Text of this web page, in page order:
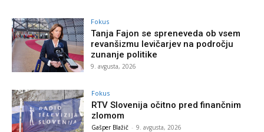
Fokus
Tanja Fajon se spreneveda ob vsem
revanšizmu levičarjev na področju
zunanje politike
9. avgusta, 2026
Fokus
RTV Slovenija očitno pred finančnim
zlomom
Gašper Blažič - 9. avgusta, 2026